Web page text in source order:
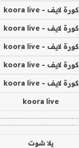
كورة لايف - koora live
كورة لايف - koora live
كورة لايف - koora live
كورة لايف - koora live
كورة لايف - koora live
koora live
يلا شوت